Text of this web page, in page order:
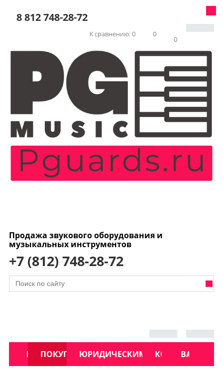
8 812 748-28-72
0
0
К сравнению: 0
Продажа звукового оборудования и
музыкальных инструментов
+7 (812) 748-28-72
АКЦИИ
КАТАЛОГ
ПОКУПАТЕЛЯМЮРИДИЧЕСКИМ ЛИЦАМКОНТАКТЫ
УСЛУГИ